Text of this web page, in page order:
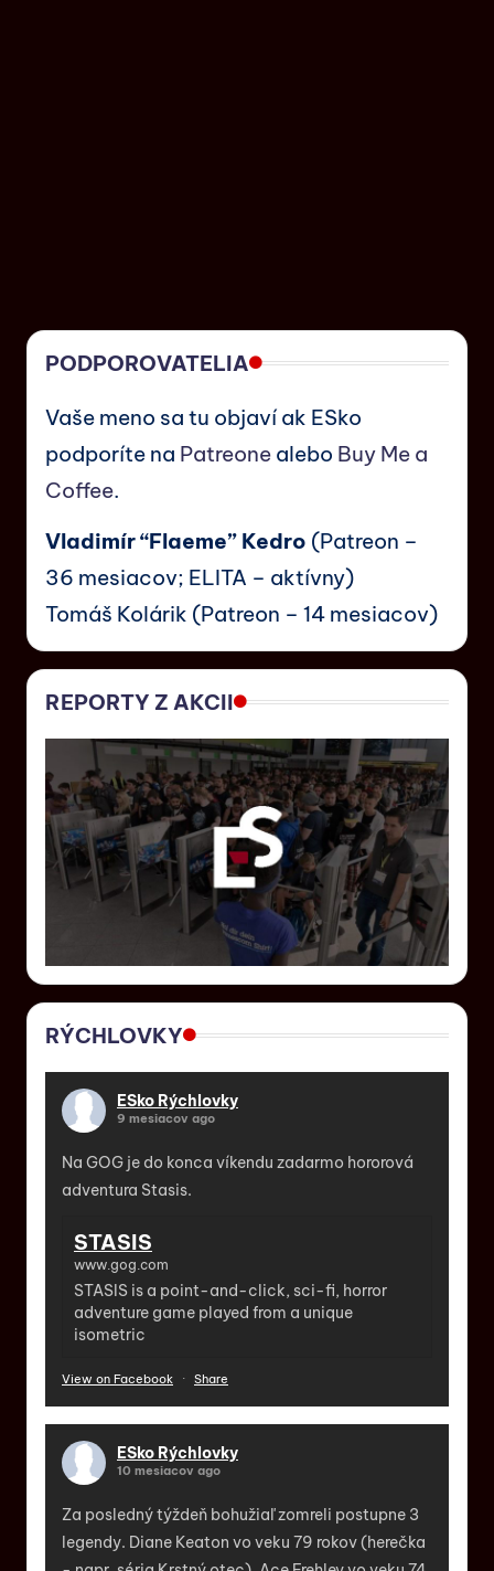
PODPOROVATELIA
Vaše meno sa tu objaví ak ESko
podporíte na Patreone alebo Buy Me a
Coffee.
Vladimír “Flaeme” Kedro (Patreon –
36 mesiacov; ELITA – aktívny)
Tomáš Kolárik (Patreon – 14 mesiacov)
REPORTY Z AKCII
RÝCHLOVKY
ESko Rýchlovky
9 mesiacov ago
Na GOG je do konca víkendu zadarmo hororová
adventura Stasis.
STASIS
www.gog.com
STASIS is a point-and-click, sci-fi, horror
adventure game played from a unique
isometric
View on Facebook · Share
ESko Rýchlovky
10 mesiacov ago
Za posledný týždeň bohužiaľ zomreli postupne 3
legendy. Diane Keaton vo veku 79 rokov (herečka